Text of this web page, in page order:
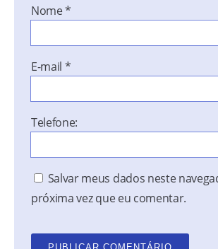
Nome*
E-mail *
Telefone:
Salvar meus dados neste
próxima vez que eu comentar.